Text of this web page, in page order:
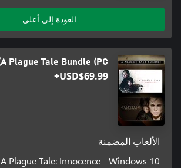
العودة إلى أعلى
A Plague Tale Bundle (PC)
USD$69.99+
الألعاب المضمنة
A Plague Tale: Innocence - Windows 10